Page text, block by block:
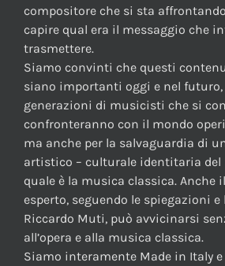
compositore che si sta
capire qual era il messaggio che
trasmettere.
Siamo convinti che questi
siano importanti oggi e nel futuro,
generazioni di musicisti che si
confronteranno con il mondo
ma anche per la salvaguardia di
artistico – culturale identitaria del
quale è la musica classica. Anche
esperto, seguendo le spiegazioni e
Riccardo Muti, può avvicinarsi
all’opera e alla musica classica.
Siamo interamente Made in Italy